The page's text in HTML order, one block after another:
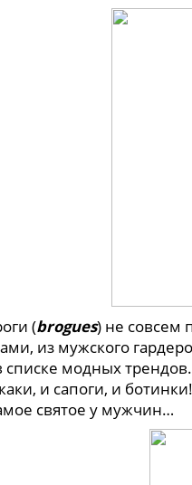
(brogues) не совсем
из мужского
списке модных
и сапоги, и
святое у мужчин…